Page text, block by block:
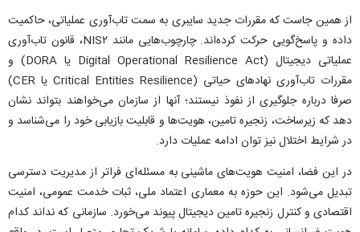
از همین جاست که مقررات جدید سایبری به سمت تاب‌آوری عملیاتی، حاکمیت
داده و پاسخ‌گویی حرکت کرده‌اند. چارچوب‌هایی مانند NIS۲، قانون تاب‌آوری
عملیاتی دیجیتال (Digital Operational Resilience Act یا DORA) و
مقررات تاب‌آوری نهاد‌های حیاتی (Critical Entities Resilience یا CER)
صرفا درباره جلوگیری از نفوذ نیستند؛ آنها از سازمان می‌خواهند بتواند نشان
دهد که زیرساخت، زنجیره تامین، هویت‌ها و قابلیت بازیابی خود را می‌شناسد و
در شرایط اختلال نیز توان ادامه عملیات دارد.
در این فضا، امنیت هویت‌های ماشینی به مسئله‌ای فراتر از مدیریت دسترسی
تبدیل می‌شود. این حوزه به معماری اعتماد ملی، ثبات خدمت عمومی، امنیت
اقتصادی و کنترل زنجیره تامین دیجیتال پیوند می‌خورد. سازمانی که نداند کدام